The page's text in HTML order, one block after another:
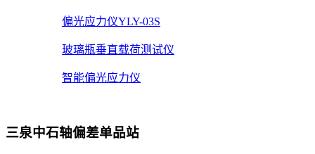
偏光应力仪YLY-03S
玻璃瓶垂直载荷测试仪
智能偏光应力仪
三泉中石轴偏差单品站